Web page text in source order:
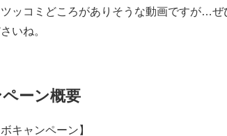
ッコミどころがありそうな動画ですが…ぜ
いね。
ーン概要
キャンペーン】